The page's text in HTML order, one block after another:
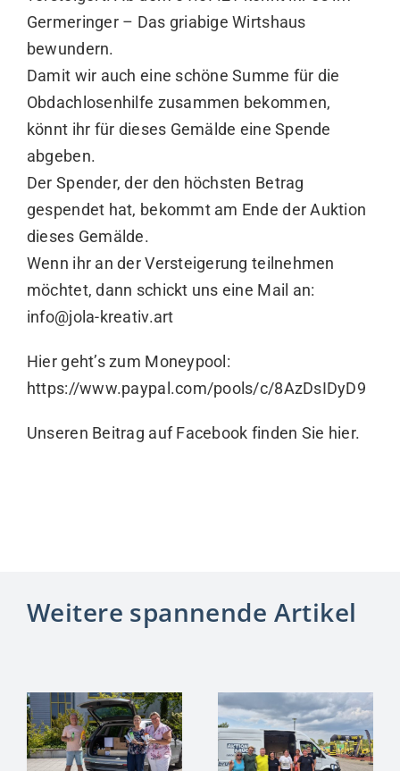
Germeringer – Das griabige Wirtshaus
bewundern.
Damit wir auch eine schöne Summe für die
Obdachlosenhilfe zusammen bekommen,
könnt ihr für dieses Gemälde eine Spende
abgeben.
Der Spender, der den höchsten Betrag
gespendet hat, bekommt am Ende der Auktion
dieses Gemälde.
Wenn ihr an der Versteigerung teilnehmen
möchtet, dann schickt uns eine Mail an:
info@jola-kreativ.art
Hier geht’s zum Moneypool:
https://www.paypal.com/pools/c/8AzDsIDyD9
Unseren Beitrag auf Facebook finden Sie hier.
Weitere spannende Artikel